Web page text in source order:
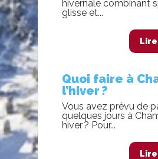
hivernale combinant
glisse et...
Quoi faire à
l’hiver ?
Vous avez prévu de
quelques jours à
hiver ? Pour...